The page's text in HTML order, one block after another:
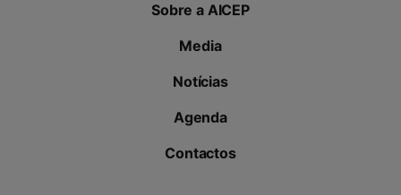
Sobre a AICEP
Media
Notícias
Agenda
Contactos